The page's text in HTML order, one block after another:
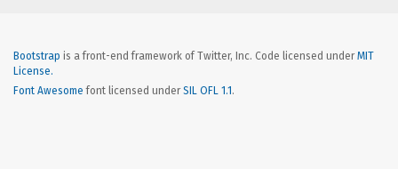
Bootstrap is a front-end framework of Twitter, Inc. Code licensed underMIT
License.
Font Awesome font licensed underSIL OFL 1.1 .